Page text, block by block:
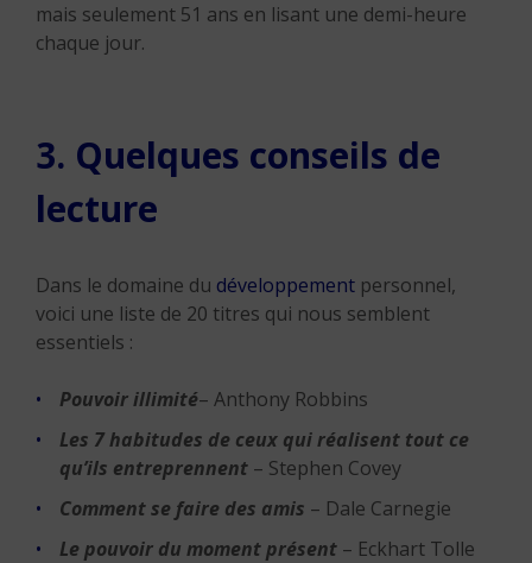
mais seulement 51 ans en lisant une demi-heure
chaque jour.
3. Quelques conseils de
lecture
Dans le domaine du développement personnel,
voici une liste de 20 titres qui nous semblent
essentiels :
Pouvoir illimité– Anthony Robbins
Les 7 habitudes de ceux qui réalisent tout ce
qu’ils entreprennent – Stephen Covey
Comment se faire des amis – Dale Carnegie
Le pouvoir du moment présent – Eckhart Tolle